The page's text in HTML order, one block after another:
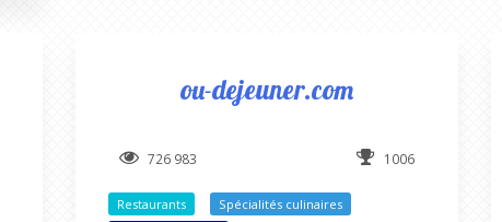
ou-dejeuner.com
726 983 1006
Restaurants
Spécialités culinaires